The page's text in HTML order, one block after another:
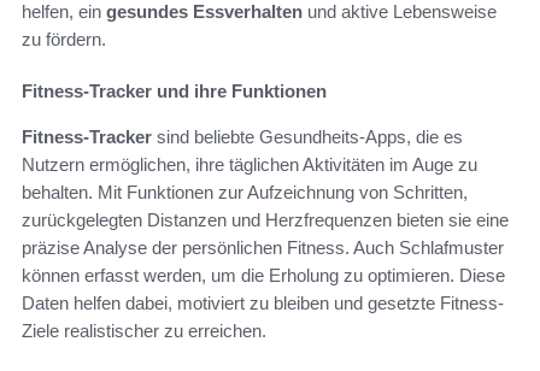
helfen, ein gesundes Essverhalten und aktive Lebensweise
zu fördern.
Fitness-Tracker und ihre Funktionen
Fitness-Tracker sind beliebte Gesundheits-Apps, die es
Nutzern ermöglichen, ihre täglichen Aktivitäten im Auge zu
behalten. Mit Funktionen zur Aufzeichnung von Schritten,
zurückgelegten Distanzen und Herzfrequenzen bieten sie eine
präzise Analyse der persönlichen Fitness. Auch Schlafmuster
können erfasst werden, um die Erholung zu optimieren. Diese
Daten helfen dabei, motiviert zu bleiben und gesetzte Fitness-
Ziele realistischer zu erreichen.